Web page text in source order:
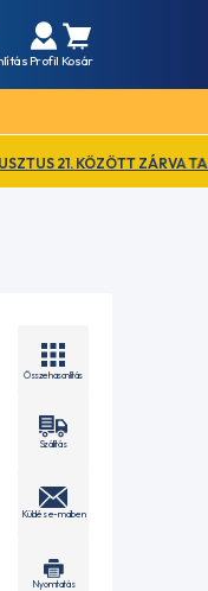
Profil Kosár
TART. EZ IDŐ
Összehasonlítás
Szállítás
Küldés e-mailben
Nyomtatás